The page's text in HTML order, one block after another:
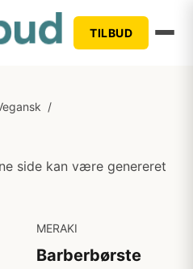
TILBUD
/
side kan være genereret
MERAKI
Barberbørste